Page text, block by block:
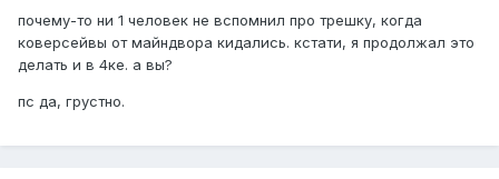
почему-то ни 1 человек не вспомнил про трешку, когда
коверсейвы от майндвора кидались. кстати, я продолжал это
делать и в 4ке. а вы?
пс да, грустно.